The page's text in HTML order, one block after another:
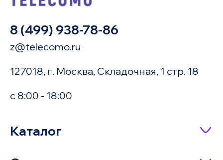
8 (499) 938-78-86
z@telecomo.ru
127018, г. Москва, Складочная, 1 стр. 18
с 8:00 - 18:00
Каталог